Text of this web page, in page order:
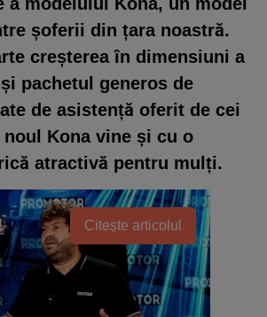
șoferii din țara noastră.
creșterea în dimensiuni a
pachetul generos de
de asistență oferit de cei
noul Kona vine și cu o
atractivă pentru mulți.
Citește articolul